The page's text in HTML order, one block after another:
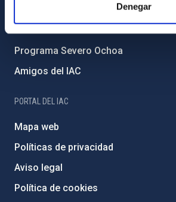
Denegar
Proyectos institucionales
Financiación externa
Programa Severo Ochoa
Amigos del IAC
PORTAL DEL IAC
Mapa web
Políticas de privacidad
Aviso legal
Política de cookies